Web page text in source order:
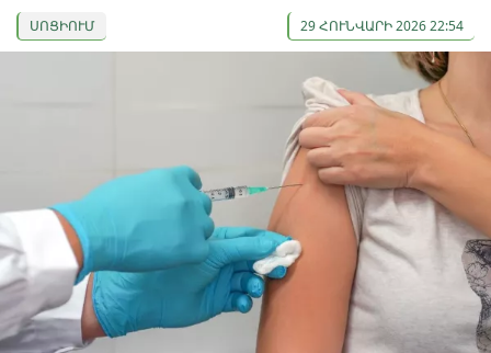
ՍՈՑԻՈՒՄ 29 ՀՈՒՆՎԱՐԻ 2026 22:54